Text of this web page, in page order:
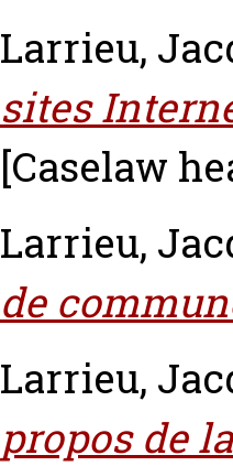
Larrieu,
sites
[Caselaw
Larrieu,
de
Larrieu,
propos de